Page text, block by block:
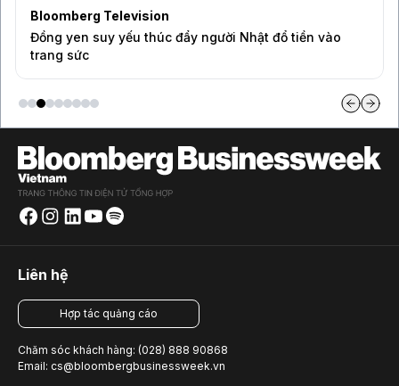
Bloomberg Television
Đồng yen suy yếu thúc đẩy người Nhật đổ tiền vào
trang sức
Liên hệ
Hợp tác quảng cáo
Chăm sóc khách hàng: (028) 888 90868
Email: cs@bloombergbusinessweek.vn